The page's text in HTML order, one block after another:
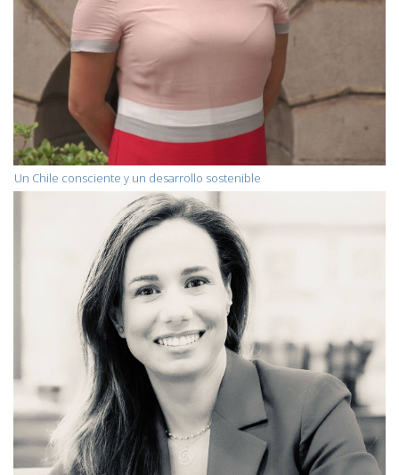
Un Chile consciente y un desarrollo sostenible